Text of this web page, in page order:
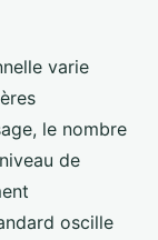
varie
le nombre
de
oscille